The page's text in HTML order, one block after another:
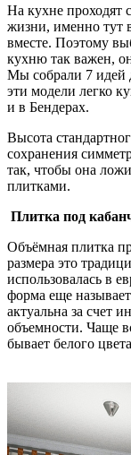
На кухне проходят
жизни, именно тут
вместе. Поэтому
кухню так важен,
Мы собрали 7 идей
эти модели легко
и в Бендерах.
Высота
сохранения
так, чтобы она
плитками.
Плитка под
Объёмная плитка
размера это
использовалась в
форма еще
актуальна за счет
объемности. Чаще
бывает белого